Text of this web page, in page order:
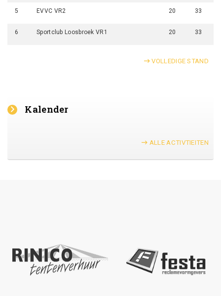
5 EVVC VR2 20 33
6 Sportclub Loosbroek VR1 20 33
VOLLEDIGE STAND
Kalender
ALLE ACTIVTIEITEN